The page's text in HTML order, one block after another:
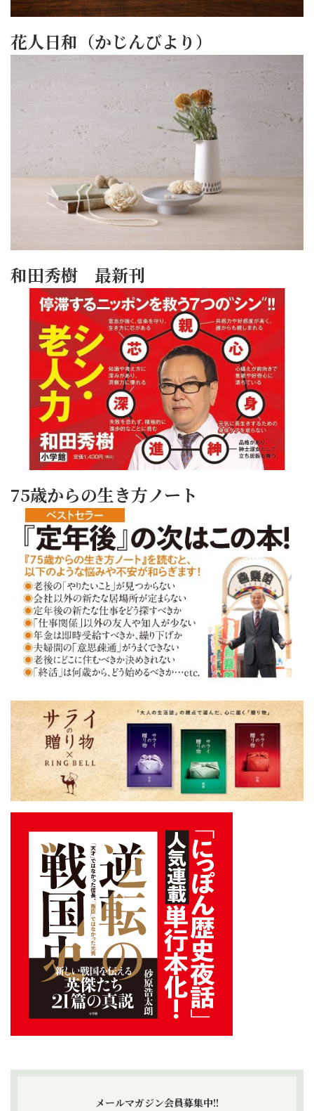
花人日和（かじんびより）
和田秀樹 最新刊
75歳からの生き方ノート
メールマガジン会員募集中!!